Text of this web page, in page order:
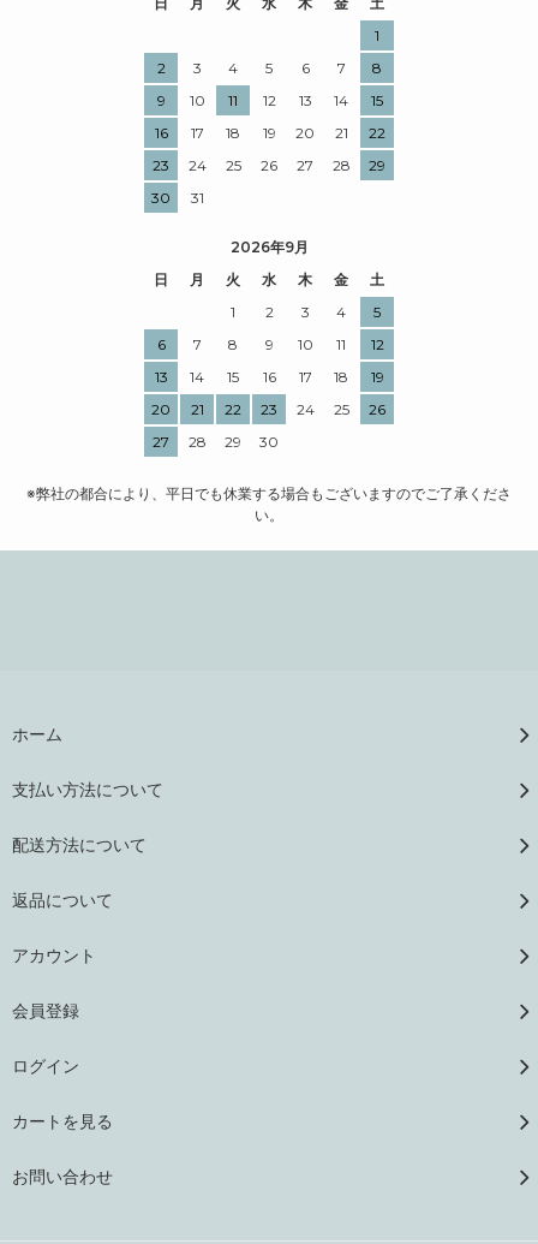
1
2
3 4 5 6 7
8
9
10 11 12 13 14
15
16
17 18 19 20 21
22
23
24 25 26 27 28
29
30
31
2026年9月
日
月 火 水 木 金
土
1
2 3 4
5
6
7 8 9 10 11
12
13
14 15 16 17 18
19
20
21 22 23 24 25
26
27
28 29 30
※弊社の都合により、平日でも休業する場合もございますのでご了承くださ
い。
ホーム
支払い方法について
配送方法について
返品について
アカウント
会員登録
ログイン
カートを見る
お問い合わせ